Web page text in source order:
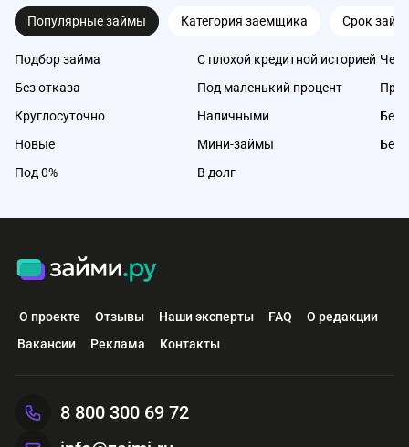
Популярные займы Категория заемщика Срок
Подбор займа
Без отказа
Круглосуточно
Новые
Под 0%
С плохой кредитной историей
Под маленький процент
Наличными
Мини-займы
В долг
Без
Без
О проекте Отзывы Наши эксперты FAQ
О редакции
Вакансии
Реклама Контакты
8 800 300 69 72